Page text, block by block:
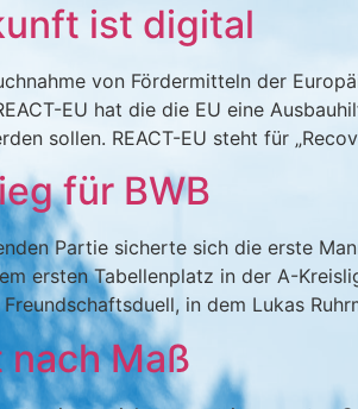
ist digital
von Fördermitteln der
EU hat die die EU eine
sollen. REACT-EU steht für
für BWB
Partie sicherte sich die erste
ersten Tabellenplatz in der A-
in dem Lukas
Maß